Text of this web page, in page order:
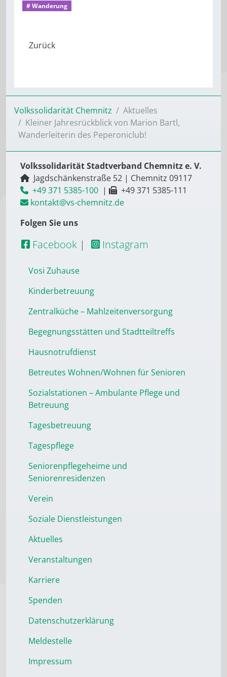
# Wanderung
Volkssolidarität Chemnitz
Aktuelles
Kleiner Jahresrückblick von Marion Bartl,
Wanderleiterin des Peperoniclub!
Volkssolidarität Stadtverband Chemnitz e. V.
Jagdschänkenstraße 52 | Chemnitz 09117
+49 371 5385-100 |
+49 371 5385-111
kontakt@vs-chemnitz.de
Folgen Sie uns
Facebook | Instagram
Vosi Zuhause
Kinderbetreuung
Zentralküche – Mahlzeitenversorgung
Begegnungsstätten und Stadtteiltreffs
Hausnotrufdienst
Betreutes Wohnen/Wohnen für Senioren
Sozialstationen – Ambulante Pflege und
Betreuung
Tagesbetreuung
Tagespflege
Seniorenpflegeheime und
Seniorenresidenzen
Verein
Soziale Dienstleistungen
Aktuelles
Veranstaltungen
Karriere
Spenden
Datenschutzerklärung
Meldestelle
Impressum